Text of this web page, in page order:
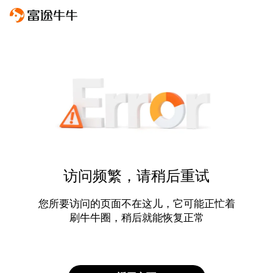
访问频繁，请稍后重试
您所要访问的页面不在这儿，它可能正忙着
刷牛牛圈，稍后就能恢复正常